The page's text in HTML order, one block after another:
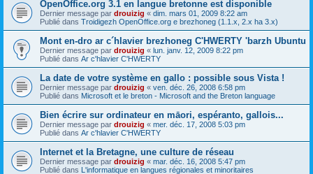
OpenOffice.org 3.1 en langue bretonne est disponible
Dernier message par drouizig « dim. mars 01, 2009 8:22 am
Publié dans Troidigezh OpenOffice.org e brezhoneg (1.1.x, 2.x ha 3.x)
Mont en-dro ar c´hlavier brezhoneg C'HWERTY 'barzh Ubuntu
Dernier message par drouizig « lun. janv. 12, 2009 8:22 pm
Publié dans Ar c'hlavier C'HWERTY
La date de votre système en gallo : possible sous Vista !
Dernier message par drouizig « ven. déc. 26, 2008 6:58 pm
Publié dans Microsoft et le breton - Microsoft and the Breton language
Bien écrire sur ordinateur en māori, espéranto, gallois...
Dernier message par drouizig « mer. déc. 17, 2008 5:03 pm
Publié dans Ar c'hlavier C'HWERTY
Internet et la Bretagne, une culture de réseau
Dernier message par drouizig « mar. déc. 16, 2008 5:47 pm
Publié dans L'informatique en langues régionales et minoritaires